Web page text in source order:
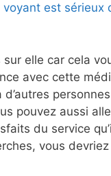
voyant est sérieux
elle car cela
avec cette
pouvez aussi
du service
vous